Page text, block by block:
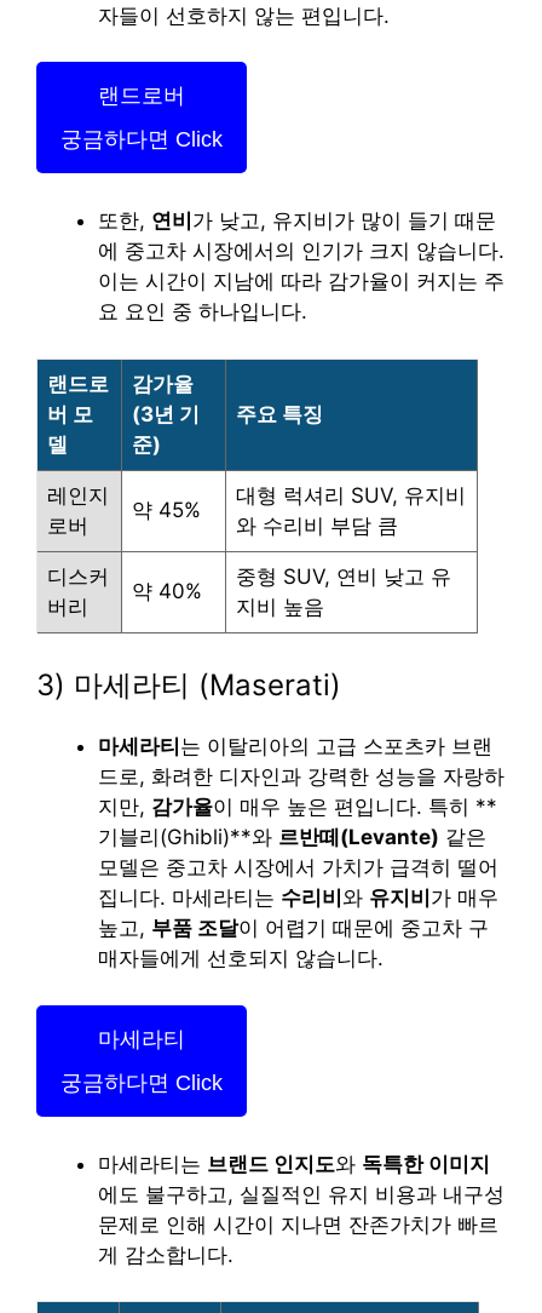
자들이 선호하지 않는 편입니다.
랜드로버
궁금하다면 Click
또한, 연비 가 낮고, 유지비가 많이 들기 때문
에 중고차 시장에서의 인기가 크지 않습니다.
이는 시간이 지남에 따라 감가율이 커지는 주
요 요인 중 하나입니다.
랜드로
버 모
델
감가율
(3년 기
준)
주요 특징
레인지
로버
약 45%
대형 럭셔리 SUV, 유지비
와 수리비 부담 큼
디스커
버리
약 40%
중형 SUV, 연비 낮고 유
지비 높음
3) 마세라티 (Maserati)
마세라티 는 이탈리아의 고급 스포츠카 브랜
드로, 화려한 디자인과 강력한 성능을 자랑하
지만, 감가율이 매우 높은 편입니다. 특히 **
기블리(Ghibli)**와 르반떼(Levante) 같은
모델은 중고차 시장에서 가치가 급격히 떨어
집니다. 마세라티는 수리비 와 유지비 가 매우
높고, 부품 조달이 어렵기 때문에 중고차 구
매자들에게 선호되지 않습니다.
마세라티
궁금하다면 Click
마세라티는 브랜드 인지도와 독특한 이미지
에도 불구하고, 실질적인 유지 비용과 내구성
문제로 인해 시간이 지나면 잔존가치가 빠르
게 감소합니다.